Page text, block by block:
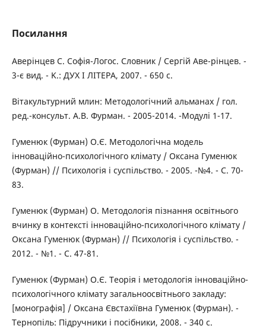
Посилання
Аверінцев С. Софія-Логос. Словник / Сергій Аве-рінцев. -
3-є вид. - K.: ДУХ І ЛІТЕРА, 2007. - 650 с.
Вітакультурний млин: Методологічний альманах / гол.
ред.-консульт. А.В. Фурман. - 2005-2014. -Модулі 1-17.
Гуменюк (Фурман) О.Є. Методологічна модель
інноваційно-психологічного клімату / Оксана Гуменюк
(Фурман) // Психологія і суспільство. - 2005. -№4. - С. 70-
83.
Гуменюк (Фурман) О. Методологія пізнання освітнього
вчинку в контексті інноваційно-психологічного клімату /
Оксана Гуменюк (Фурман) // Психологія і суспільство. -
2012. - №1. - С. 47-81.
Гуменюк (Фурман) О.Є. Теорія і методологія інноваційно-
психологічного клімату загальноосвітнього закладу:
[монографія] / Оксана Євстахіївна Гуменюк (Фурман). -
Тернопіль: Підручники і посібники, 2008. - 340 с.